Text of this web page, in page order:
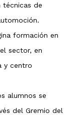
técnicas de
formación en
sector, en
y centro
alumnos se
del Gremio del